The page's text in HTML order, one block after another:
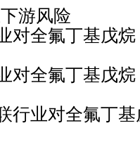
游风险
氟丁基戊烷（
氟丁基戊烷（
对全氟丁基戊